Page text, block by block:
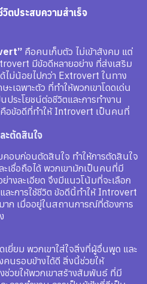
ประสบความสำเร็จ
คือคนเก็บตัว ไม่เข้าสังคม แต่
มีข้อดีหลายอย่าง ที่ส่งเสริม
ไม่น้อยไปกว่า Extrovert ในทาง
ฉพาะตัว ที่ทำให้พวกเขาโดดเด่น
ประโยชน์ต่อชีวิตและการทำงาน
คือข้อดีที่ทำให้ Introvert เป็นคนที่
ะตัดสินใจ
อบก่อนตัดสินใจ ทำให้การตัดสินใจ
ชื่อถือได้ พวกเขามักเป็นคนที่มี
งละเอียด จึงมีแนวโน้มที่จะเลือก
ะการใช้ชีวิต ข้อดีนี้ทำให้ Introvert
าก เมื่ออยู่ในสถานการณ์ที่ต้องการ
ยี่ยม พวกเขาใส่ใจสิ่งที่ผู้อื่นพูด และ
นรอบข้างได้ดี สิ่งนี้ช่วยให้
วยให้พวกเขาสร้างสัมพันธ์ ที่มี